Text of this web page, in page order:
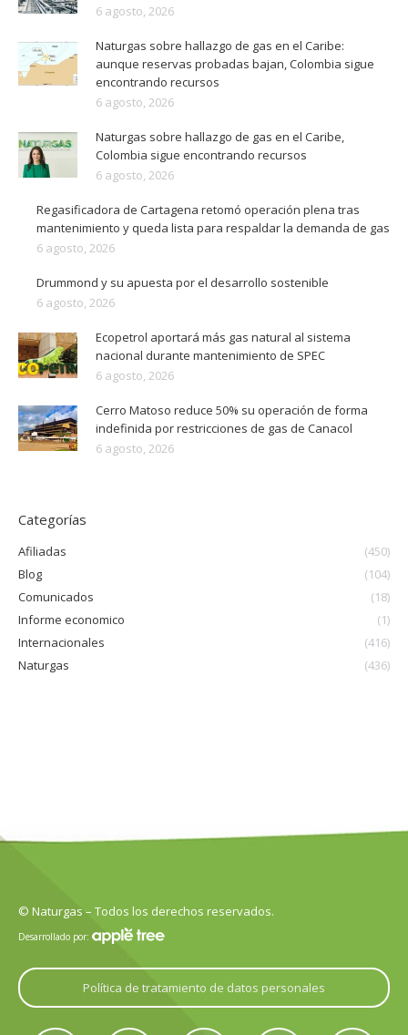
6 agosto, 2026
Naturgas sobre hallazgo de gas en el Caribe:
aunque reservas probadas bajan, Colombia sigue
encontrando recursos
6 agosto, 2026
Naturgas sobre hallazgo de gas en el Caribe,
Colombia sigue encontrando recursos
6 agosto, 2026
Regasificadora de Cartagena retomó operación plena tras
mantenimiento y queda lista para respaldar la demanda de gas
6 agosto, 2026
Drummond y su apuesta por el desarrollo sostenible
6 agosto, 2026
Ecopetrol aportará más gas natural al sistema
nacional durante mantenimiento de SPEC
6 agosto, 2026
Cerro Matoso reduce 50% su operación de forma
indefinida por restricciones de gas de Canacol
6 agosto, 2026
Categorías
Afiliadas
(450)
Blog
(104)
Comunicados
(18)
Informe economico
(1)
Internacionales
(416)
Naturgas
(436)
© Naturgas – Todos los derechos reservados.
Desarrollado por:
Política de tratamiento de datos personales